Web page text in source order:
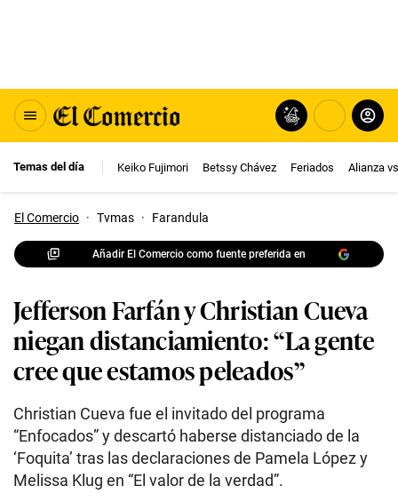
Temas del día Keiko Fujimori Betssy Chávez Feriados Alianza
El Comercio · Tvmas · Farandula
Añadir El Comercio como fuente preferida en
Jefferson Farfán y Christian Cueva
niegan distanciamiento: “La gente
cree que estamos peleados”
Christian Cueva fue el invitado del programa
“Enfocados” y descartó haberse distanciado de la
‘Foquita’ tras las declaraciones de Pamela López y
Melissa Klug en “El valor de la verdad”.